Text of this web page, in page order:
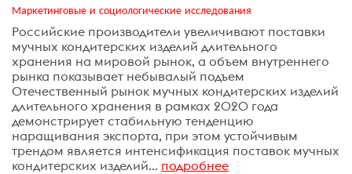
Маркетинговые и социологические исследования
Российские производители увеличивают поставки
мучных кондитерских изделий длительного
хранения на мировой рынок, а объем внутреннего
рынка показывает небывалый подъем
Отечественный рынок мучных кондитерских изделий
длительного хранения в рамках 2020 года
демонстрирует стабильную тенденцию
наращивания экспорта, при этом устойчивым
трендом является интенсификация поставок мучных
кондитерских изделий... подробнее